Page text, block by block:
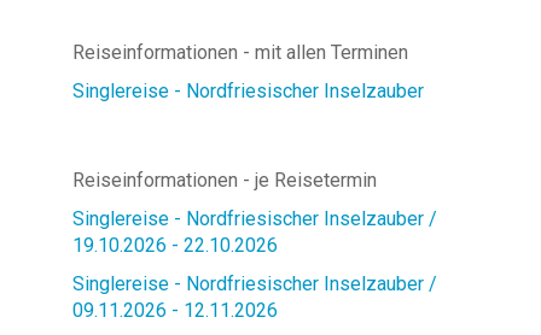
Reiseinformationen - mit allen Terminen
Singlereise - Nordfriesischer Inselzauber
Reiseinformationen - je Reisetermin
Singlereise - Nordfriesischer Inselzauber /
19.10.2026 - 22.10.2026
Singlereise - Nordfriesischer Inselzauber /
09.11.2026 - 12.11.2026